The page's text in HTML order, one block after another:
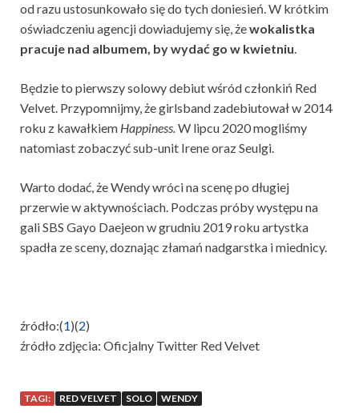
od razu ustosunkowało się do tych doniesień. W krótkim
oświadczeniu agencji dowiadujemy się, żewokalistka
pracuje nad albumem, by wydać go w kwietniu.
Będzie to pierwszy solowy debiut wśród członkiń Red
Velvet. Przypomnijmy, że girlsband zadebiutował w 2014
roku z kawałkiem Happiness.W lipcu 2020 mogliśmy
natomiast zobaczyć sub-unit Irene oraz Seulgi.
Warto dodać, że Wendy wróci na scenę po długiej
przerwie w aktywnościach. Podczas próby występu na
gali SBS Gayo Daejeon w grudniu 2019 roku artystka
spadła ze sceny, doznając złamań nadgarstka i miednicy.
źródło:(1)(2)
źródło zdjęcia: Oficjalny Twitter Red Velvet
TAGI: RED VELVET SOLO WENDY